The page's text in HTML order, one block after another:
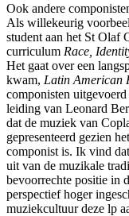
Ook andere
Als willekeurig
student aan het St Olaf
curriculum Race,
Het gaat over een
kwam, Latin American
componisten
leiding van Leonard
dat de muziek van
gepresenteerd gezien
componist is. Ik vind
uit van de muzikale
bevoorrechte positie in
perspectief hoger
muziekcultuur deze lp